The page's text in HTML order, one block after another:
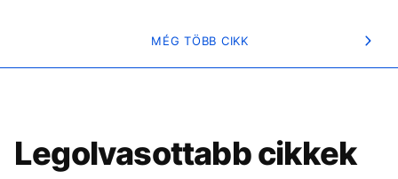
MÉG TÖBB CIKK
Legolvasottabb cikkek